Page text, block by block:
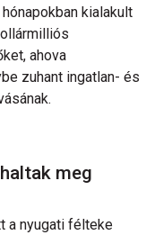
kialakult
ahova
zuhant ingatlan- és
meg
a nyugati félteke